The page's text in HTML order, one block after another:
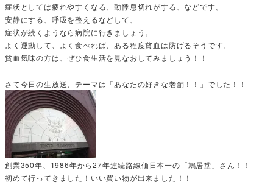
症状としては疲れやすくなる、動悸息切れがする、などです。
安静にする、呼吸を整えるなどして、
症状が続くようなら病院に行きましょう。
よく運動して、よく食べれば、ある程度貧血は防げるそうです。
貧血気味の方は、ぜひ食生活を見なおしてみましょう！！
さて今日の生放送、テーマは「あなたの好きな老舗！！」でした！！
創業350年、1986年から27年連続路線価日本一の「鳩居堂」さん！！
初めて行ってきました！いい買い物が出来ました！！